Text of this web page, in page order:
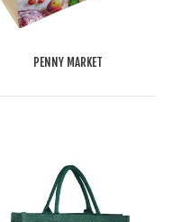
PENNY MARKET